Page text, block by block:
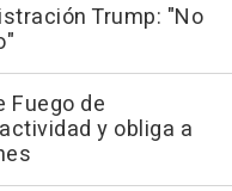
Trump: "No
Fuego de
y obliga a